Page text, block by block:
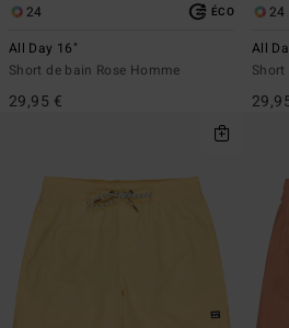
24 ÉCO
All Day 16"
Short de bain Rose Homme
29,95 €
24
All